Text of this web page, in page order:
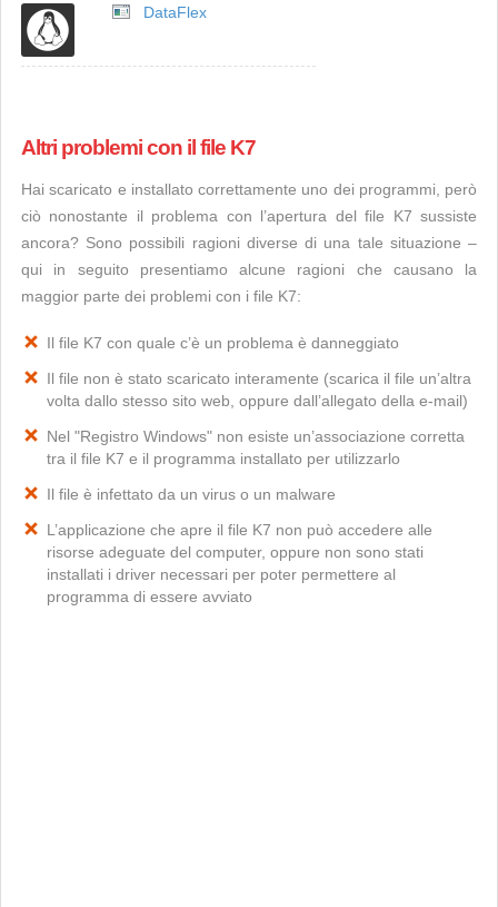
DataFlex
Altri problemi con il file K7
Hai scaricato e installato correttamente uno dei programmi, però
ciò nonostante il problema con l’apertura del file K7 sussiste
ancora? Sono possibili ragioni diverse di una tale situazione –
qui in seguito presentiamo alcune ragioni che causano la
maggior parte dei problemi con i file K7:
Il file K7 con quale c’è un problema è danneggiato
Il file non è stato scaricato interamente (scarica il file un’altra
volta dallo stesso sito web, oppure dall’allegato della e-mail)
Nel "Registro Windows" non esiste un’associazione corretta
tra il file K7 e il programma installato per utilizzarlo
Il file è infettato da un virus o un malware
L’applicazione che apre il file K7 non può accedere alle
risorse adeguate del computer, oppure non sono stati
installati i driver necessari per poter permettere al
programma di essere avviato